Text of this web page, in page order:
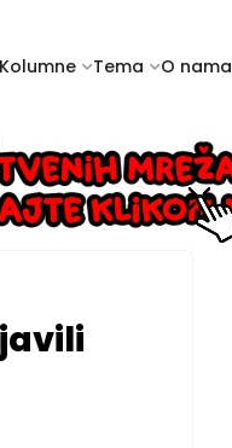
Kolumne Tema O nama